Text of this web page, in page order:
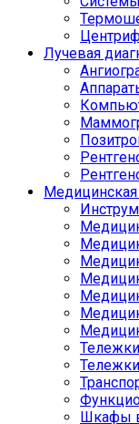
Лучевая
Шкафы